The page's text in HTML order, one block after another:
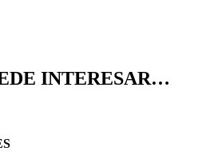
INTERESAR…